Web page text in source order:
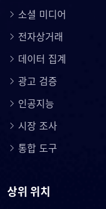
소셜 미디어
전자상거래
데이터 집계
광고 검증
인공지능
시장 조사
통합 도구
상위 위치